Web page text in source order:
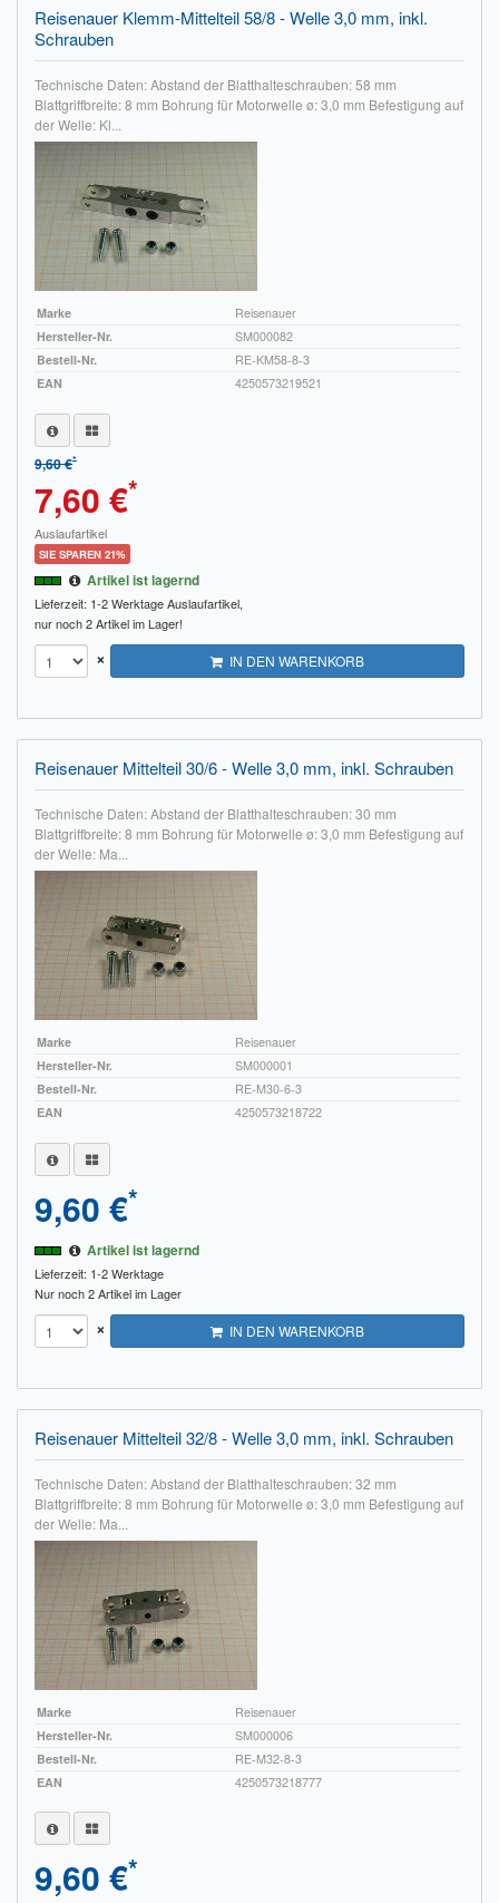
Reisenauer Klemm-Mittelteil 58/8 - Welle 3,0 mm, inkl.
Schrauben
Technische Daten: Abstand der Blatthalteschrauben: 58 mm
Blattgriffbreite: 8 mm Bohrung für Motorwelle ø: 3,0 mm Befestigung auf
der Welle: Kl...
Marke
Reisenauer
Hersteller-Nr.
SM000082
Bestell-Nr.
RE-KM58-8-3
EAN
4250573219521
9,60 €*
7,60 €*
Auslaufartikel
SIE SPAREN 21%
Artikel ist lagernd
Lieferzeit: 1-2 WerktageAuslaufartikel,
nur noch 2 Artikel im Lager!
× IN DEN WARENKORB
Reisenauer Mittelteil 30/6 - Welle 3,0 mm, inkl. Schrauben
Technische Daten: Abstand der Blatthalteschrauben: 30 mm
Blattgriffbreite: 8 mm Bohrung für Motorwelle ø: 3,0 mm Befestigung auf
der Welle: Ma...
Marke
Reisenauer
Hersteller-Nr.
SM000001
Bestell-Nr.
RE-M30-6-3
EAN
4250573218722
9,60 €*
Artikel ist lagernd
Lieferzeit: 1-2 Werktage
Nur noch 2 Artikel im Lager
× IN DEN WARENKORB
Reisenauer Mittelteil 32/8 - Welle 3,0 mm, inkl. Schrauben
Technische Daten: Abstand der Blatthalteschrauben: 32 mm
Blattgriffbreite: 8 mm Bohrung für Motorwelle ø: 3,0 mm Befestigung auf
der Welle: Ma...
Marke
Reisenauer
Hersteller-Nr.
SM000006
Bestell-Nr.
RE-M32-8-3
EAN
4250573218777
9,60 €*